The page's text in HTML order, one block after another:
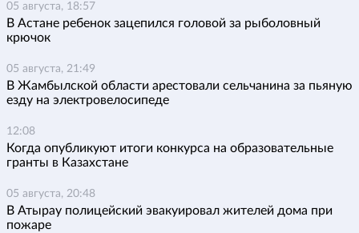
05 августа, 18:57
В Астане ребенок зацепился головой за рыболовный
крючок
05 августа, 21:49
В Жамбылской области арестовали сельчанина за пьяную
езду на электровелосипеде
12:08
Когда опубликуют итоги конкурса на образовательные
гранты в Казахстане
05 августа, 20:48
В Атырау полицейский эвакуировал жителей дома при
пожаре